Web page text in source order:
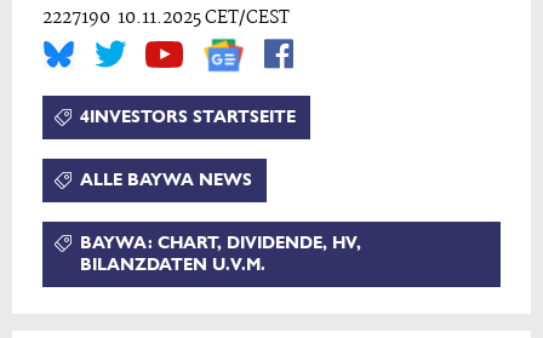
2227190 10.11.2025 CET/CEST
4INVESTORS STARTSEITE
ALLE BAYWA NEWS
BAYWA: CHART, DIVIDENDE, HV,
BILANZDATEN U.V.M.